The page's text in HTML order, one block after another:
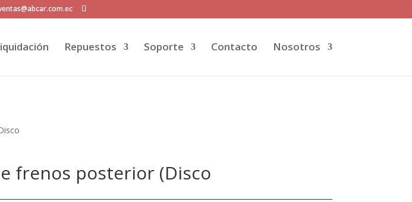
Repuestos Soporte Contacto Nosotros
frenos posterior (Disco